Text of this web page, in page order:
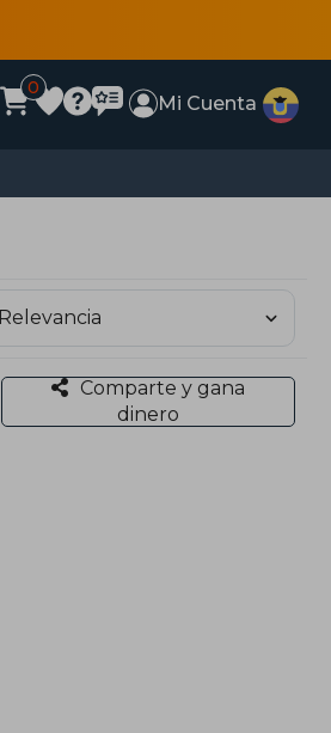
0
Mi Cuenta
Comparte y gana
dinero